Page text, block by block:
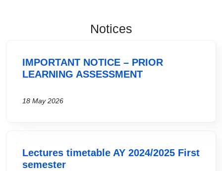
Notices
IMPORTANT NOTICE – PRIOR
LEARNING ASSESSMENT
18 May 2026
Lectures timetable AY 2024/2025 First
semester